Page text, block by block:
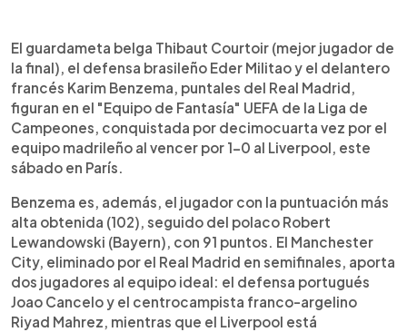
► Escuchar artículo
El guardameta belga Thibaut Courtoir (mejor jugador de
la final), el defensa brasileño Eder Militao y el delantero
francés Karim Benzema, puntales del Real Madrid,
figuran en el "Equipo de Fantasía" UEFA de la Liga de
Campeones, conquistada por decimocuarta vez por el
equipo madrileño al vencer por 1-0 al Liverpool, este
sábado en París.
Benzema es, además, el jugador con la puntuación más
alta obtenida (102), seguido del polaco Robert
Lewandowski (Bayern), con 91 puntos. El Manchester
City, eliminado por el Real Madrid en semifinales, aporta
dos jugadores al equipo ideal: el defensa portugués
Joao Cancelo y el centrocampista franco-argelino
Riyad Mahrez, mientras que el Liverpool está